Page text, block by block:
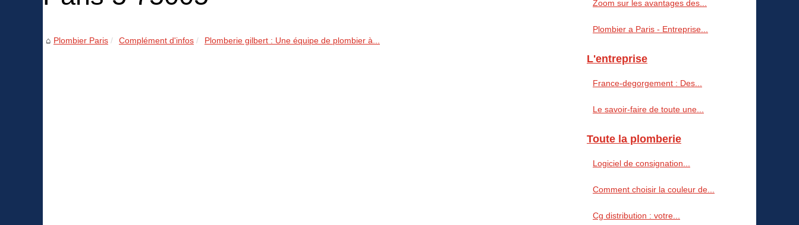
Plombier Paris Complément d'infos Plomberie gilbert : Une équipe de plombier à...
Zoom sur les avantages des...
Plombier a Paris - Entreprise...
L'entreprise
France-degorgement : Des...
Le savoir-faire de toute une...
Toute la plomberie
Logiciel de consignation...
Comment choisir la couleur de...
Cg distribution : votre...